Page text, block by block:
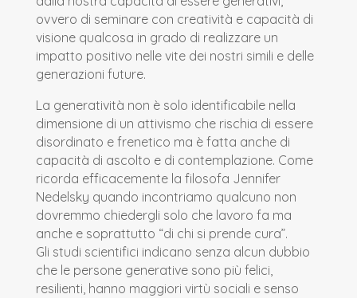
ovvero di seminare con creatività e capacità di
visione qualcosa in grado di realizzare un
impatto positivo nelle vite dei nostri simili e delle
generazioni future.
La generatività non è solo identificabile nella
dimensione di un attivismo che rischia di essere
disordinato e frenetico ma è fatta anche di
capacità di ascolto e di contemplazione. Come
ricorda efficacemente la filosofa Jennifer
Nedelsky quando incontriamo qualcuno non
dovremmo chiedergli solo che lavoro fa ma
anche e soprattutto “di chi si prende cura”.
Gli studi scientifici indicano senza alcun dubbio
che le persone generative sono più felici,
resilienti, hanno maggiori virtù sociali e senso